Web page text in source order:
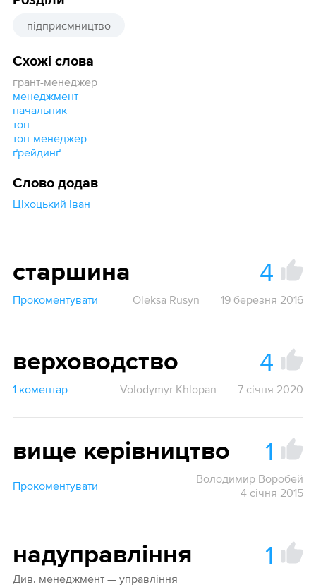
підприємництво
Схожі слова
грант-менеджер
менеджмент
начальник
топ
топ-менеджер
ґрейдинґ
Слово додав
Ціхоцький Іван
старшина 4
Прокоментувати Oleksa Rusyn 19 березня 2016
верховодство 4
1 коментар Volodymyr Khlopan 7 січня 2020
вище керівництво 1
Прокоментувати
Володимир Воробей
4 січня 2015
надуправління 1
Див. менеджмент — управління